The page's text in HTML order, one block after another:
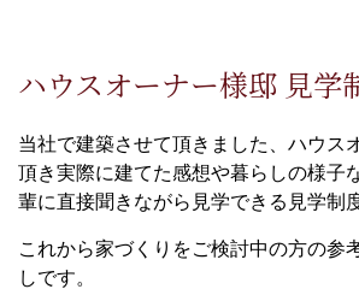
ハウスオーナー様邸 見学
当社で建築させて頂きました、ハウス
頂き実際に建てた感想や暮らしの様子
輩に直接聞きながら見学できる見学制
これから家づくりをご検討中の方の参
しです。